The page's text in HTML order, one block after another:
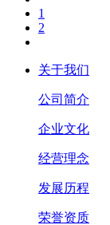
1
2
关于我们
公司简介
企业文化
经营理念
发展历程
荣誉资质